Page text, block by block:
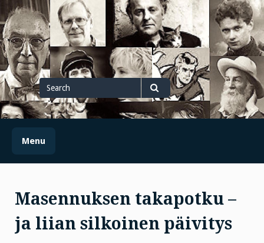
Skip
to
content
Search
for
Search
Menu
Masennuksen takapotku –
ja liian silkoinen päivitys